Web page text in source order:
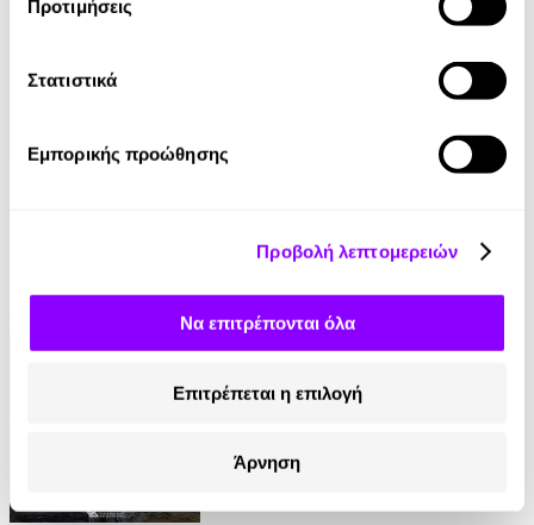
Προτιμήσεις
Στατιστικά
Εμπορικής προώθησης
Προβολή λεπτομερειών
Να επιτρέπονται όλα
Επιτρέπεται η επιλογή
Άρνηση